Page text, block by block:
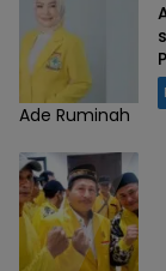
Ade Ruminah